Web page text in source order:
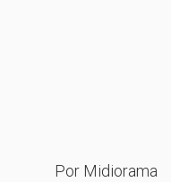
Por Midiorama